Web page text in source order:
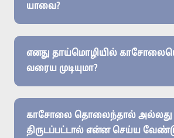
யாவை?
எனது தாய்மொழியில்
வரைய முடியுமா?
காசோலை தொலைந்தால் அல்லது
திருடப்பட்டால் என்ன செய்ய